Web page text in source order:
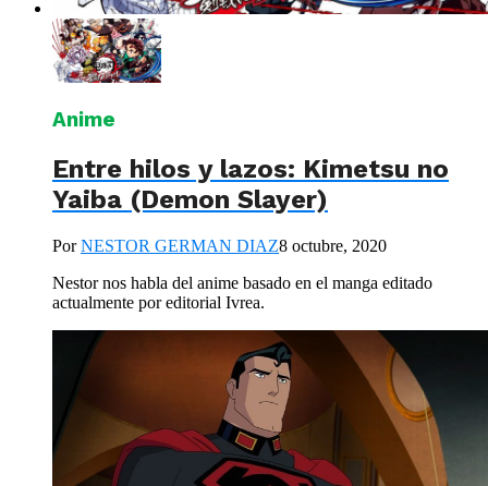
Anime
Entre hilos y lazos: Kimetsu no
Yaiba (Demon Slayer)
PorNESTOR GERMAN DIAZ8 octubre, 2020
Nestor nos habla del anime basado en el manga editado
actualmente por editorial Ivrea.